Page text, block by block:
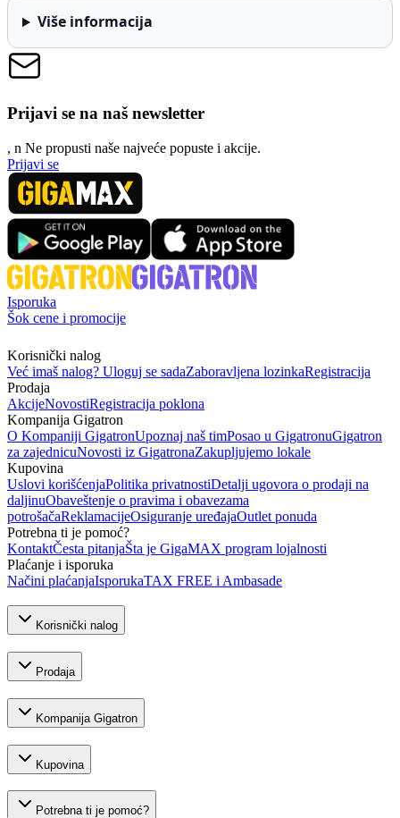
Više informacija
Prijavi se na naš newsletter
, n Ne propusti naše najveće popuste i akcije.
Prijavi se
Isporuka
Šok cene i promocije
Korisnički nalog
Već imaš nalog? Uloguj se sadaZaboravljena lozinkaRegistracija
Prodaja
AkcijeNovostiRegistracija poklona
Kompanija Gigatron
O Kompaniji GigatronUpoznaj naš timPosao u GigatronuGigatron
za zajednicuNovosti iz GigatronaZakupljujemo lokale
Kupovina
Uslovi korišćenjaPolitika privatnostiDetalji ugovora o prodaji na
daljinuObaveštenje o pravima i obavezama
potrošačaReklamacijeOsiguranje uređajaOutlet ponuda
Potrebna ti je pomoć?
KontaktČesta pitanjaŠta je GigaMAX program lojalnosti
Plaćanje i isporuka
Načini plaćanjaIsporukaTAX FREE i Ambasade
Korisnički nalog
Prodaja
Kompanija Gigatron
Kupovina
Potrebna ti je pomoć?